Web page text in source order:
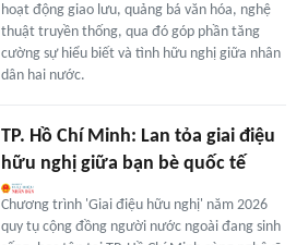
hoạt động giao lưu, quảng bá văn hóa, nghệ
thuật truyền thống, qua đó góp phần tăng
cường sự hiểu biết và tình hữu nghị giữa nhân
dân hai nước.
TP. Hồ Chí Minh: Lan tỏa giai điệu
hữu nghị giữa bạn bè quốc tế
Chương trình 'Giai điệu hữu nghị' năm 2026
quy tụ cộng đồng người nước ngoài đang sinh